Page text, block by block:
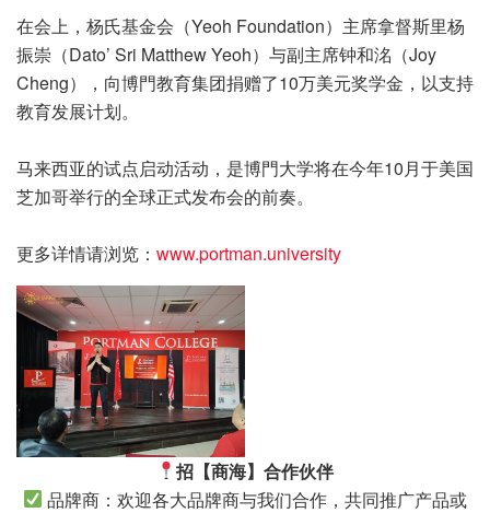
在会上，杨氏基金会（Yeoh Foundation）主席拿督斯里杨
振崇（Dato’ Sri Matthew Yeoh）与副主席钟和洺（Joy
Cheng），向博門教育集团捐赠了10万美元奖学金，以支持
教育发展计划。
马来西亚的试点启动活动，是博門大学将在今年10月于美国
芝加哥举行的全球正式发布会的前奏。
更多详情请浏览： www.portman.university
招【商海】合作伙伴
品牌商：欢迎各大品牌商与我们合作，共同推广产品或